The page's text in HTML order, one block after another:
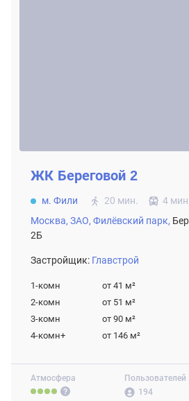
Атмосфера
Пользователей
194
ЖК Береговой 2
м. Фили 20 мин.
4 мин.
Москва, ЗАО, Филёвский парк,
2Б
Застройщик: Главстрой
1-комн от 41 м²
2-комн
от 51 м²
3-комн
от 90 м²
4-комн+
от 146 м²